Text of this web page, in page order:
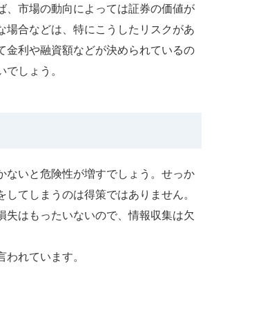
、市場の動向によっては証券の価値が
合などは、特にこうしたリスクがあ
金利や融資額などが決められているの
しょう。
いと危険性が増すでしょう。せっか
てしまうのは得策ではありません。
はもったいないので、情報収集は欠
れています。